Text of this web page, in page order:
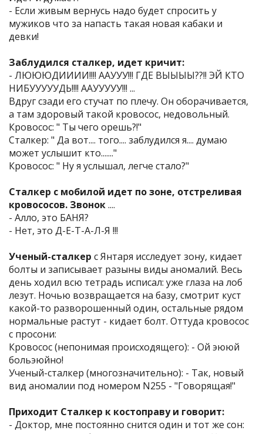
- Если живым вернусь надо будет спросить у
мужиков что за напасть такая новая кабаки и
девки!
Заблудился сталкер, идет кричит:
- ЛЮЮЮДИИИИ!!!! ААУУУ!!! ГДЕ ВЫЫЫЫ??!! ЭЙ КТО
НИБУУУУУДЬ!!!! ААУУУУУ!!! ...
Вдруг сзади его стучат по плечу. Он оборачивается,
а там здоровый такой кровосос, недовольный.
Кровосос: " Ты чего орешь?!"
Сталкер: " Да вот.... того.... заблудился я.... думаю
может услышит кто......."
Кровосос: " Ну я услышал, легче стало?"
Сталкер с мобилой идет по зоне, отстреливая
кровососов. Звонок....
- Алло, это БАНЯ?
- Нет, это Д-Е-Т-А-Л-Я !!!
Ученый-сталкер с Янтаря исследует зону, кидает
болты и записывает разыны виды аномалий. Весь
день ходил всю тетрадь исписал: уже глаза на лоб
лезут. Ночью возвращается на базу, смотрит куст
какой-то разворошенный один, остальные рядом
нормальные растут - кидает болт. Оттуда кровосос
с просони:
Кровосос (непонимая происходящего): - Ой эююй
больэюйно!
Ученый-сталкер (многозначительно): - Так, новый
вид аномалии под номером N255 - "Говорящая!"
Приходит Сталкер к костоправу и говорит:
- Доктор, мне постоянно снится один и тот же сон: